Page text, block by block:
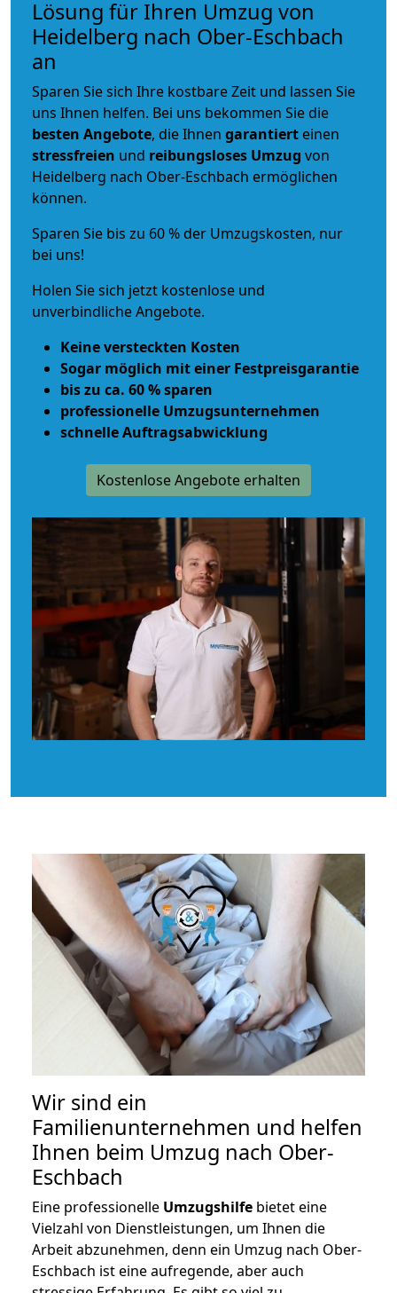
Lösung für Ihren Umzug von
Heidelberg nach Ober-Eschbach
an
Sparen Sie sich Ihre kostbare Zeit und lassen Sie
uns Ihnen helfen. Bei uns bekommen Sie die
besten Angebote, die Ihnen garantiert einen
stressfreien und reibungsloses Umzug von
Heidelberg nach Ober-Eschbach ermöglichen
können.
Sparen Sie bis zu 60 % der Umzugskosten, nur
bei uns!
Holen Sie sich jetzt kostenlose und
unverbindliche Angebote.
Keine versteckten Kosten
Sogar möglich mit einer Festpreisgarantie
bis zu ca. 60 % sparen
professionelle Umzugsunternehmen
schnelle Auftragsabwicklung
Kostenlose Angebote erhalten
Wir sind ein
Familienunternehmen und helfen
Ihnen beim Umzug nach Ober-
Eschbach
Eine professionelle Umzugshilfe bietet eine
Vielzahl von Dienstleistungen, um Ihnen die
Arbeit abzunehmen, denn ein Umzug nach Ober-
Eschbach ist eine aufregende, aber auch